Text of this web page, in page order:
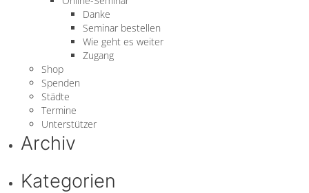
Danke
Seminar bestellen
Wie geht es weiter
Zugang
Shop
Spenden
Städte
Termine
Unterstützer
Archiv
Kategorien